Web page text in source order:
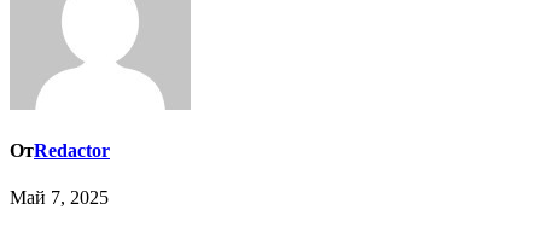
ОтRedactor
Май 7, 2025